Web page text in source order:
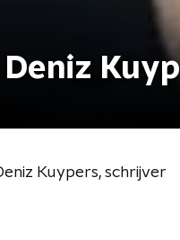
Kuypers, schrijver